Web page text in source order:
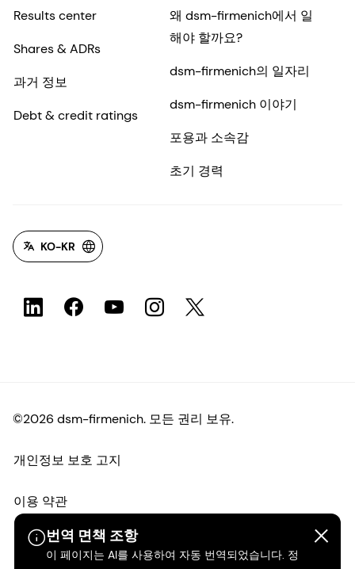
번역 면책 조항
이 페이지는 AI를 사용하여 자동 번역되었습니다. 정
Results center
Shares & ADRs
과거 정보
Debt & credit ratings
왜 dsm-firmenich에서 일
해야 할까요?
dsm-firmenich의 일자리
dsm-firmenich 이야기
포용과 소속감
초기 경력
KO-KR
©2026 dsm-firmenich. 모든 권리 보유.
개인정보 보호 고지
이용 약관
약관